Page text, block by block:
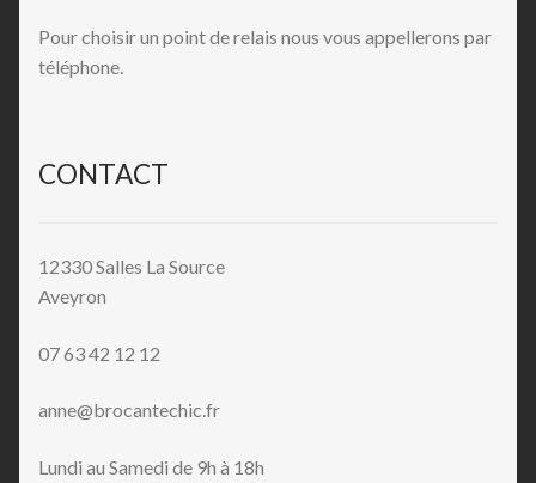
Pour choisir un point de relais nous vous appellerons par
téléphone.
CONTACT
12330 Salles La Source
Aveyron
07 63 42 12 12
anne@brocantechic.fr
Lundi au Samedi de 9h à 18h